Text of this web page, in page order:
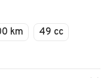
km
49 cc